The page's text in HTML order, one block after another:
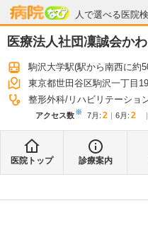
人で選べる医院
病院なび
医療法人社団凜誠会か
駒沢大学駅(駅から南西に約
東京都世田谷区駒沢一丁目
整形外科 リハビリテーショ
アクセス数※ 7月 : 2 6月 : 2
医院トップ 診療案内